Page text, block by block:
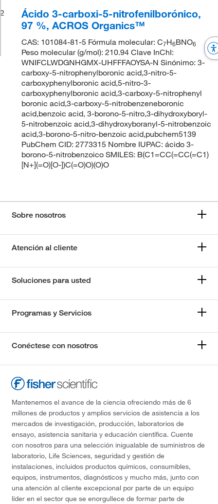
2
Ácido 3-carboxi-5-nitrofenilborónico,
97 %, ACROS Organics™
CAS: 101084-81-5 Fórmula molecular: C7H6BNO6
Peso molecular (g/mol): 210.94 Clave InChI:
WNIFCLWDGNHGMX-UHFFFAOYSA-N Sinónimo: 3-
carboxy-5-nitrophenylboronic acid,3-nitro-5-
carboxyphenylboronic acid,5-nitro-3-
carboxyphenylboronic acid,3-carboxy-5-nitrophenyl
boronic acid,3-carboxy-5-nitrobenzeneboronic
acid,benzoic acid, 3-borono-5-nitro,3-dihydroxyboryl-
5-nitrobenzoic acid,3-dihydroxyboranyl-5-nitrobenzoic
acid,3-borono-5-nitro-benzoic acid,pubchem5139
PubChem CID: 2773315 Nombre IUPAC: ácido 3-
borono-5-nitrobenzoico SMILES: B(C1=CC(=CC(=C1)
[N+](=O)[O-])C(=O)O)(O)O
Sobre nosotros
Atención al cliente
Soluciones para usted
Programas y Servicios
Conéctese con nosotros
Mantenemos el avance de la ciencia ofreciendo más de 6
millones de productos y amplios servicios de asistencia a los
mercados de investigación, producción, laboratorios de
ensayo, asistencia sanitaria y educación científica. Cuente
con nosotros para una selección inigualable de suministros de
laboratorio, Life Sciences, seguridad y gestión de
instalaciones, incluidos productos químicos, consumibles,
equipos, instrumentos, diagnósticos y mucho más, junto con
una atención al cliente excepcional por parte de un equipo
líder en el sector que se enorgullece de formar parte de